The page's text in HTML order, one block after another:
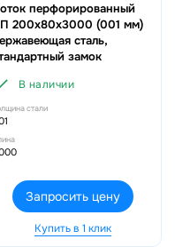
перфорированный
200х80х3000 (001 мм)
сталь,
замок
В наличии
стали
Запросить цену
Купить в 1 клик